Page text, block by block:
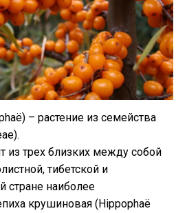
– растение из семейства
из трех близких между собой
тибетской и
стране наиболее
крушиновая (Hippophaё